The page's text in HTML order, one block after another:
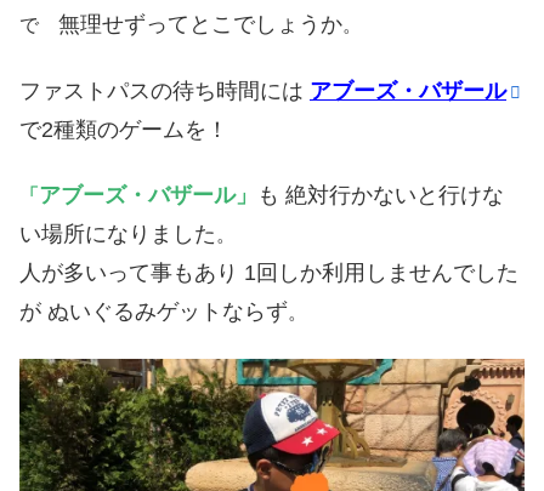
で 無理せずってとこでしょうか。
ファストパスの待ち時間には アブーズ・バザール
で2種類のゲームを！
「 アブーズ・バザール」
も 絶対行かないと行けな
い場所になりました 。
人が多いって事もあり 1回しか利用しませんでした
が ぬいぐるみゲットならず。